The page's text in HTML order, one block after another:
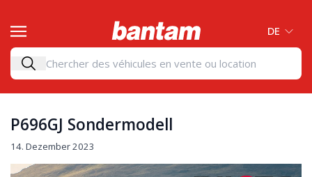
DE
P696GJ Sondermodell
14. Dezember 2023